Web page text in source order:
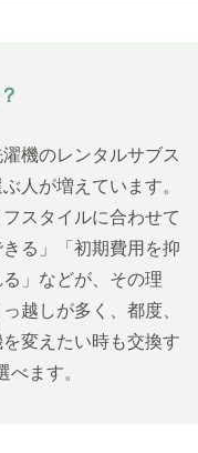
機のレンタルサブス
人が増えています。
フスタイルに合わせて
る」「初期費用を抑
る」などが、その理
越しが多く、都度、
変えたい時も交換す
ます。